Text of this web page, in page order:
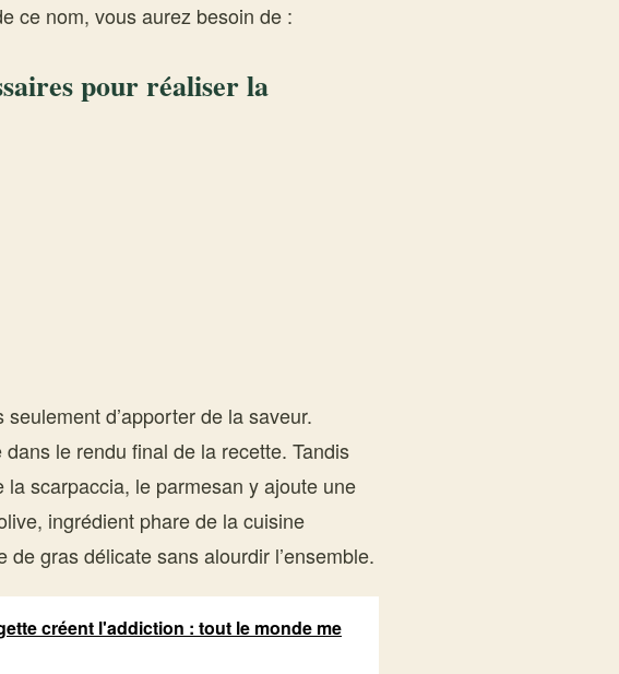
ce nom, vous aurez besoin de :
pour réaliser la
d’apporter de la saveur.
le rendu final de la recette. Tandis
scarpaccia, le parmesan y ajoute une
ingrédient phare de la cuisine
gras délicate sans alourdir l’ensemble.
créent l'addiction : tout le monde me